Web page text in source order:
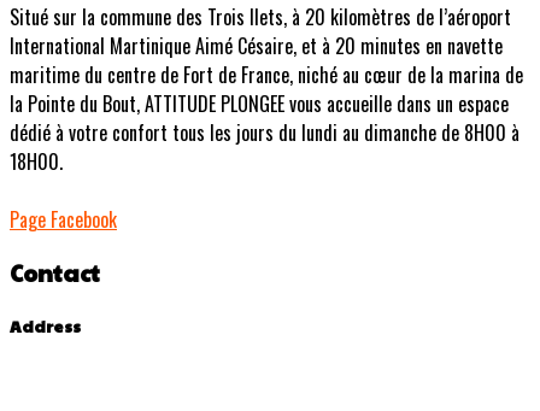
Situé sur la commune des Trois Ilets, à 20 kilomètres de l’aéroport
International Martinique Aimé Césaire, et à 20 minutes en navette
maritime du centre de Fort de France, niché au cœur de la marina de
la Pointe du Bout, ATTITUDE PLONGEE vous accueille dans un espace
dédié à votre confort tous les jours du lundi au dimanche de 8H00 à
18H00.
Page Facebook
Contact
Address